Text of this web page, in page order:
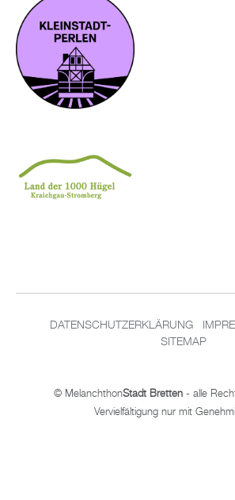
DATENSCHUTZERKLÄRUNG
SITEMAP
© MelanchthonStadt Bretten - alle
Vervielfältigung nur mit